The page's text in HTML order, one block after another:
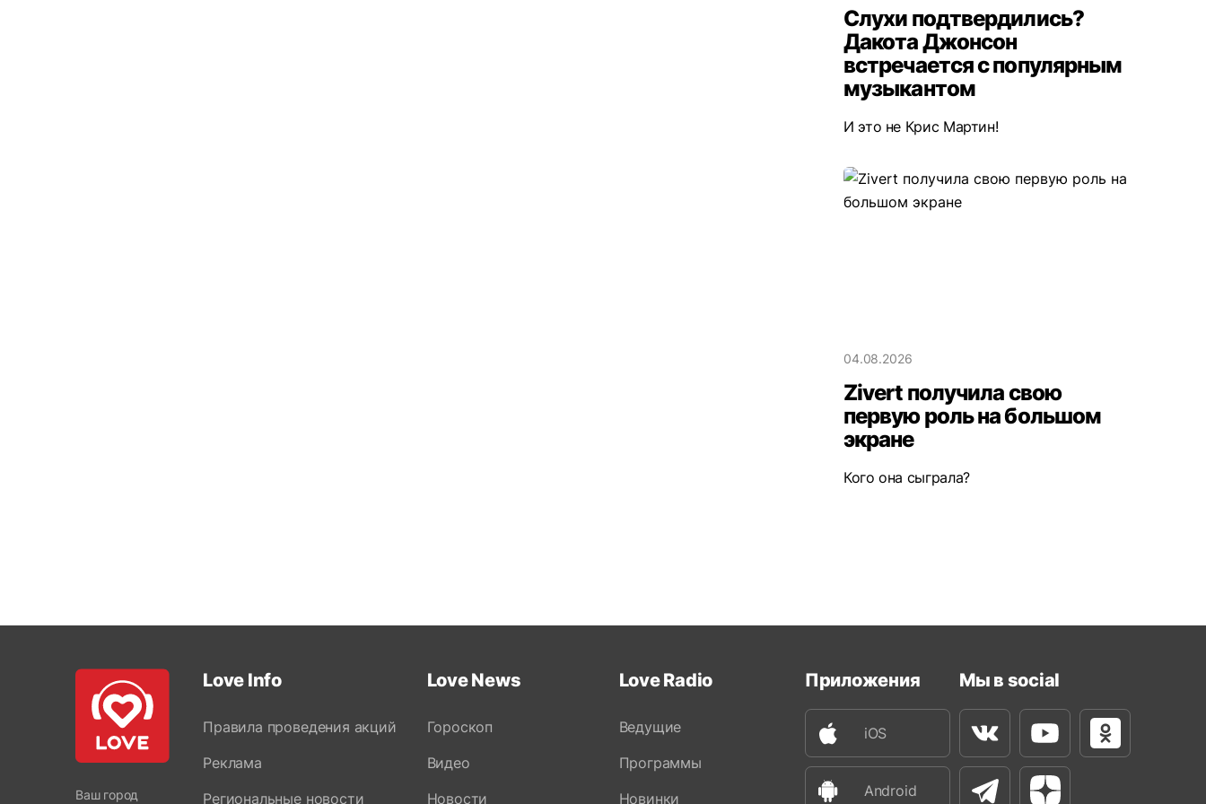
Слухи подтвердились?
Дакота Джонсон
встречается с популярным
музыкантом
И это не Крис Мартин!
04.08.2026
Zivert получила свою
первую роль на большом
экране
Кого она сыграла?
Ваш город
Love Info
Правила проведения акций
Реклама
Региональные новости
Love News
Гороскоп
Видео
Новости
Love Radio
Ведущие
Программы
Новинки
Приложения
iOS
Android
Мы в social
ВконтактеYoutube